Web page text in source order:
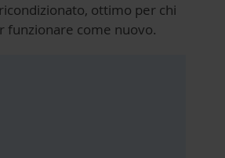
ottimo per chi
funzionare come nuovo.